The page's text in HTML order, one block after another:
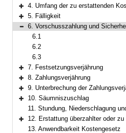
Bereich erweitern
4. Umfang der zu erstattenden
Bereich erweitern
5. Fälligkeit
Bereich reduzieren
6. Vorschusszahlung und
6.1
6.2
6.3
Bereich erweitern
7. Festsetzungsverjährung
Bereich erweitern
8. Zahlungsverjährung
Bereich erweitern
9. Unterbrechung der
Bereich erweitern
10. Säumniszuschlag
11. Stundung, Niederschlagung
Bereich erweitern
12. Erstattung überzahlter oder zu
13. Anwendbarkeit Kostengesetz